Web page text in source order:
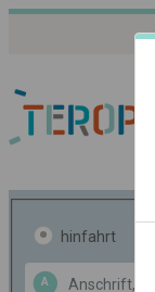
hinfahrt
A
Data CC-BY-SA